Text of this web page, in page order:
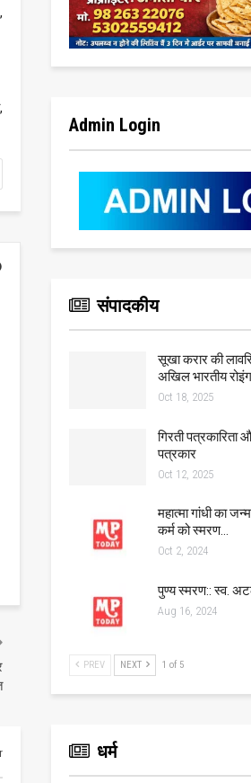
Admin Login
संपादकीय
सूखा करार की
अखिल भारतीय
Oct 18, 2025
गिरती
पत्रकार
Oct 12, 2025
महात्मा गांधी का
कर्म को स्मरण…
Oct 2, 2024
पुण्य स्मरण:: स्व.
Aug 16, 2024
PREV NEXT 1 of 5
धर्म